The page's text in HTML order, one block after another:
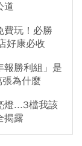
道
費玩！必勝
好康必收
勝利組」是
為什麼
燈...3檔我該
揭露